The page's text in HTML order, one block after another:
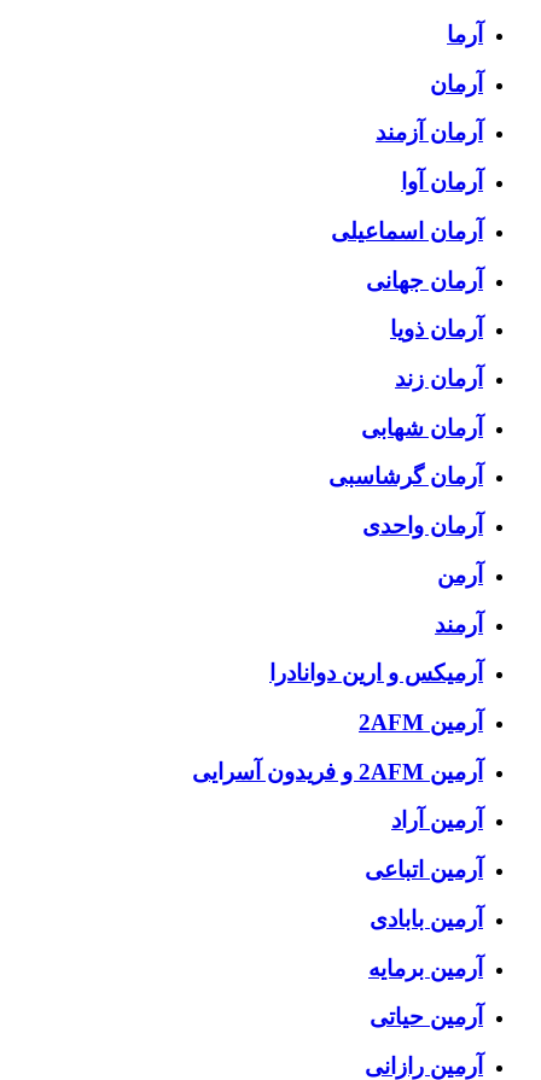
آرما
آرمان
آرمان آزمند
آرمان آوا
آرمان اسماعیلی
آرمان جهانی
آرمان ذویا
آرمان زند
آرمان شهابی
آرمان گرشاسبی
آرمان واحدی
آرمن
آرمند
آرمیکس و ارین دوانادرا
آرمین 2AFM
آرمین 2AFM و فریدون آسرایی
آرمین آراد
آرمین اتباعی
آرمین بابادی
آرمین برمایه
آرمین حیاتی
آرمین رازانی